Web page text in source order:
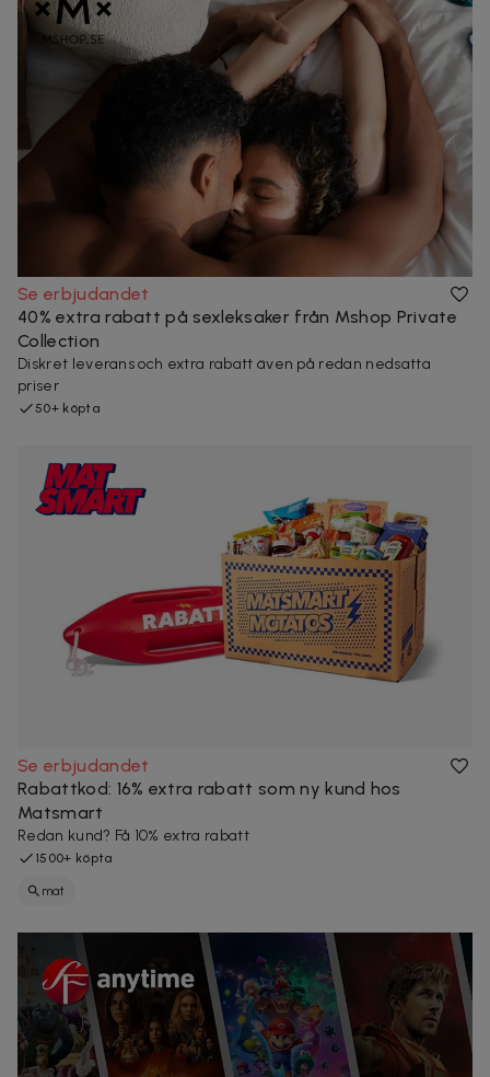
Se erbjudandet
40% extra rabatt på sexleksaker från Mshop Private
Collection
Diskret leverans och extra rabatt även på redan nedsatta
priser
50+ köpta
Se erbjudandet
Rabattkod: 16% extra rabatt som ny kund hos
Matsmart
Redan kund? Få 10% extra rabatt
1500+ köpta
mat